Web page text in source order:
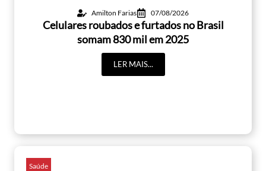
Amilton Farias 07/08/2026
Celulares roubados e furtados no Brasil
somam 830 mil em 2025
LER MAIS...
Saúde